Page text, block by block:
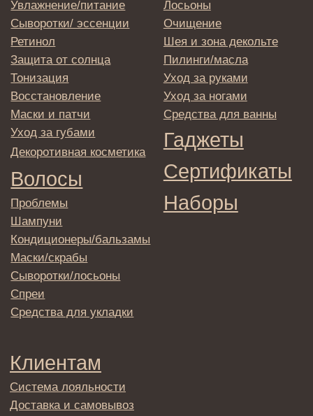
E-mail
Отправляя адрес электронной почты
вы соглашаетесь с политикой в отношении
обработки персональных данных
© 2025 Institute Store